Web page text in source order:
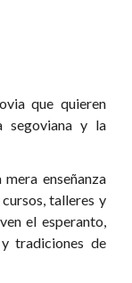
que quieren
segoviana y la
enseñanza
talleres y
el esperanto,
tradiciones de